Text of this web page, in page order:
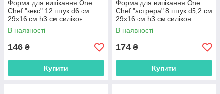
Форма для випікання One
Chef "кекс" 12 штук d6 см
29х16 см h3 см силікон
(904093) з швидкою
доставкою по Україні
В наявності
146 ₴
Купити
Форма для випікання One
Chef "астрера" 8 штук d5,2 см
29х16 см h3 см силікон
(904046) з швидкою
доставкою по Україні
В наявності
174 ₴
Купити